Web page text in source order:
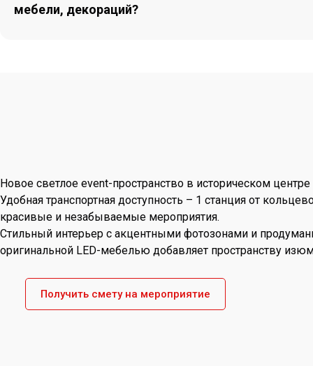
мебели, декораций?
Новое светлое event-пространство в историческом
Удобная транспортная доступность – 1 станция от
красивые и незабываемые мероприятия.
Стильный интерьер с акцентными фотозонами и
оригинальной LED-мебелью добавляет пространству
Получить смету на мероприятие